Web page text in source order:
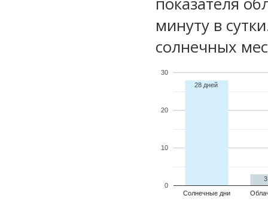
минуту в
солнечных
Солнечные дни
0
10
20
30
28 дней